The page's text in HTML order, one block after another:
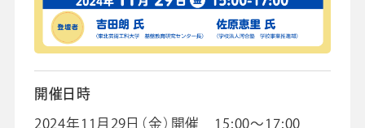
採用情報
開催日時
2024年11月29日（金）開催 15:00～17:00